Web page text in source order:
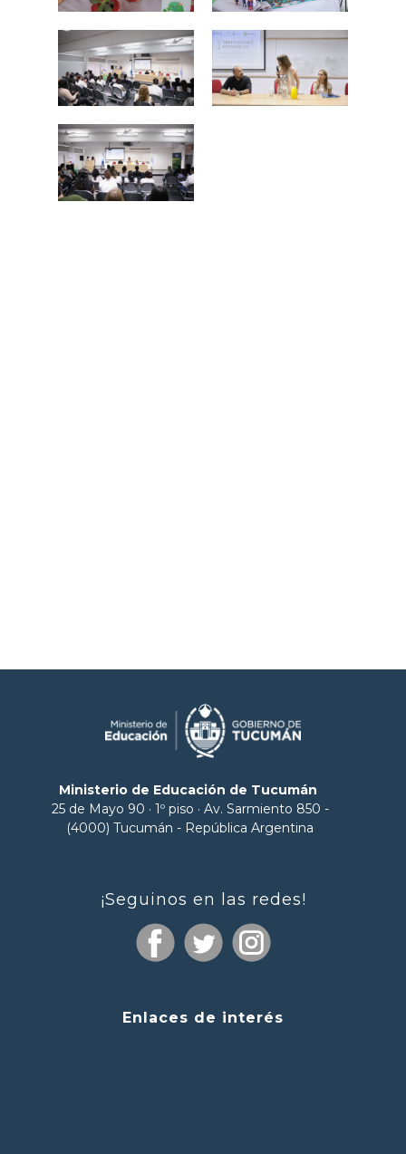
Ministerio de Educación de Tucumán
25 de Mayo 90 · 1º piso · Av. Sarmiento 850 -
(4000) Tucumán - República Argentina
¡Seguinos en las redes!
Enlaces de interés